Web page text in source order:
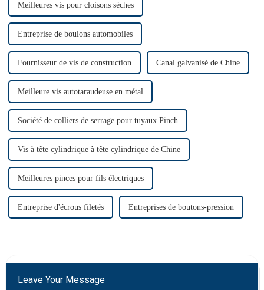
Meilleures vis pour cloisons sèches
Entreprise de boulons automobiles
Fournisseur de vis de construction Canal galvanisé de Chine
Meilleure vis autotaraudeuse en métal
Société de colliers de serrage pour tuyaux Pinch
Vis à tête cylindrique à tête cylindrique de Chine
Meilleures pinces pour fils électriques
Entreprise d'écrous filetés Entreprises de boutons-pression
Leave Your Message